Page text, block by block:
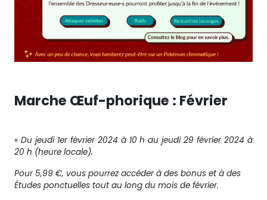
Marche Œuf-phorique : Février
« Du jeudi 1er février 2024 à 10 h au jeudi 29 février 2024 à
20 h (heure locale).
Pour 5,99 €, vous pourrez accéder à des bonus et à des
Études ponctuelles tout au long du mois de février.